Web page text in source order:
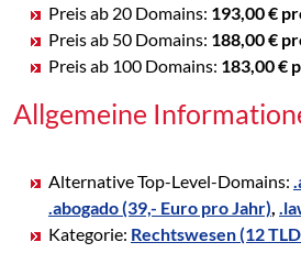
Preis ab 20 Domains: 193,00 €
Preis ab 50 Domains: 188,00 €
Preis ab 100 Domains: 183,00 €
Allgemeine
Alternative Top-Level-Domains:
.abogado (39,- Euro pro Jahr)
Kategorie: Rechtswesen (12